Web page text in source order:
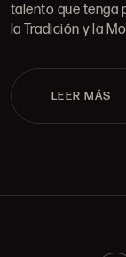
talento que tenga
la Tradición y la
LEER MÁS